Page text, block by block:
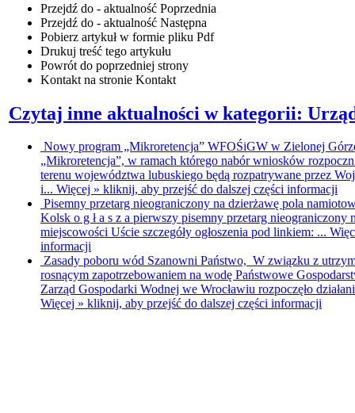
Przejdź do - aktualność Poprzednia
Przejdź do - aktualność Następna
Pobierz artykuł w formie pliku Pdf
Drukuj treść tego artykułu
Powrót do poprzedniej strony
Kontakt na stronie Kontakt
Czytaj inne aktualności w kategorii:
Nowy program „Mikroretencja” WFOŚiGW w Zielonej
„Mikroretencja”, w ramach którego nabór wniosków
terenu województwa lubuskiego będą rozpatrywane przez
i... Więcej » kliknij, aby przejść do dalszej części informacji
Pisemny przetarg nieograniczony na dzierżawę pola
Kolsk o g ł a s z a pierwszy pisemny przetarg
miejscowości Uście szczegóły ogłoszenia pod linkiem: ...
informacji
Zasady poboru wód Szanowni Państwo, W związku z
rosnącym zapotrzebowaniem na wodę Państwowe
Zarząd Gospodarki Wodnej we Wrocławiu rozpoczęło
Więcej » kliknij, aby przejść do dalszej części informacji